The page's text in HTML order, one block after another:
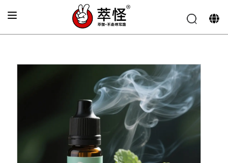
الصفحة الرئيسية نكهة السجائر الإلكترونية